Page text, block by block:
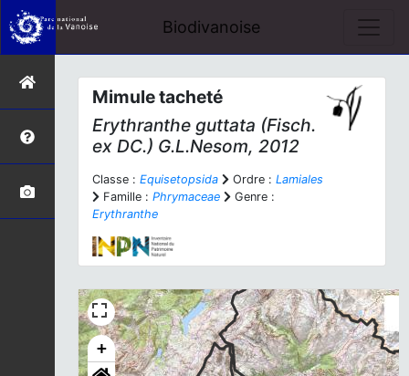
Biodivanoise
Mimule tacheté
Erythranthe guttata (Fisch.
ex DC.) G.L.Nesom, 2012
Classe : Equisetopsida Ordre : Lamiales
Famille : Phrymaceae
Genre :
Erythranthe
+